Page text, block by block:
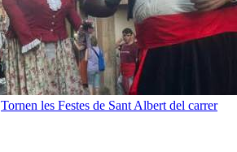
Tornen les Festes de Sant Albert del carrer